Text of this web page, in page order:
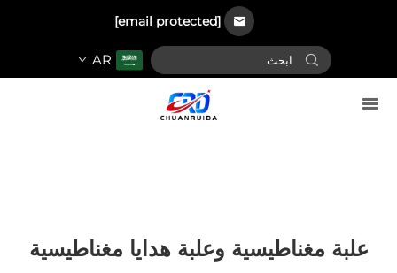
[email protected]
AR
علبة مغناطيسية وعلبة هدايا مغناطيسية